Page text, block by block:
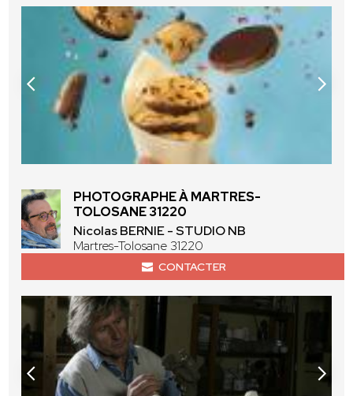
PHOTOGRAPHE À MARTRES-
TOLOSANE 31220
Nicolas BERNIE - STUDIO NB
Martres-Tolosane 31220
CONTACTER